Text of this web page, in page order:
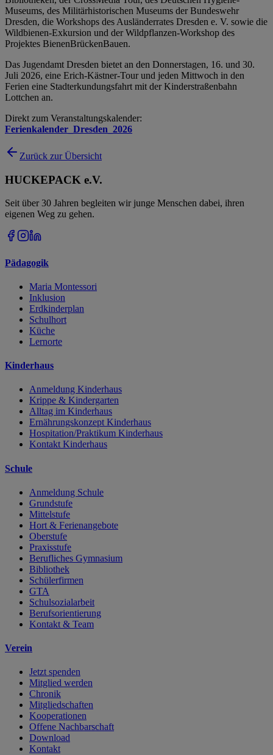
Museums, des Militärhistorischen Museums der Bundeswehr
Dresden, die Workshops des Ausländerrates Dresden e. V. sowie die
Wildbienen-Exkursion und der Wildpflanzen-Workshop des
Projektes BienenBrückenBauen.
Das Jugendamt Dresden bietet an den Donnerstagen, 16. und 30.
Juli 2026, eine Erich-Kästner-Tour und jeden Mittwoch in den
Ferien eine Stadterkundungsfahrt mit der Kinderstraßenbahn
Lottchen an.
Direkt zum Veranstaltungskalender:
Ferienkalender_Dresden_2026
Zurück zur Übersicht
HUCKEPACK e.V.
Seit über 30 Jahren begleiten wir junge Menschen dabei, ihren
eigenen Weg zu gehen.
Pädagogik
Maria Montessori
Inklusion
Erdkinderplan
Schulhort
Küche
Lernorte
Kinderhaus
Anmeldung Kinderhaus
Krippe & Kindergarten
Alltag im Kinderhaus
Ernährungskonzept Kinderhaus
Hospitation/Praktikum Kinderhaus
Kontakt Kinderhaus
Schule
Anmeldung Schule
Grundstufe
Mittelstufe
Hort & Ferienangebote
Oberstufe
Praxisstufe
Berufliches Gymnasium
Bibliothek
Schülerfirmen
GTA
Schulsozialarbeit
Berufsorientierung
Kontakt & Team
Verein
Jetzt spenden
Mitglied werden
Chronik
Mitgliedschaften
Kooperationen
Offene Nachbarschaft
Download
Kontakt